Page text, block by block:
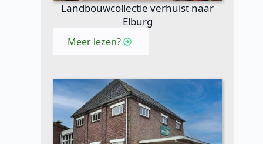
Landbouwcollectie verhuist naar
Elburg
Meer lezen?